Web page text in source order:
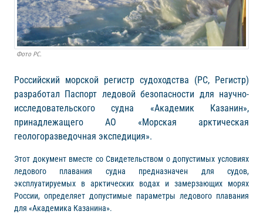
Фото РС.
Российский морской регистр судоходства (РС, Регистр)
разработал Паспорт ледовой безопасности для научно-
исследовательского судна «Академик Казанин»,
принадлежащего АО «Морская арктическая
геологоразведочная экспедиция».
Этот документ вместе со Свидетельством о допустимых условиях
ледового плавания судна предназначен для судов,
эксплуатируемых в арктических водах и замерзающих морях
России, определяет допустимые параметры ледового плавания
для «Академика Казанина».